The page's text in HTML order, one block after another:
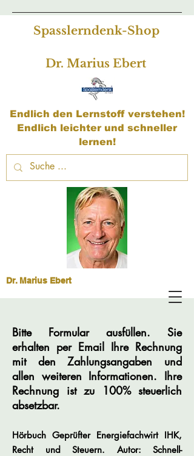
Spasslerndenk-Shop
Dr. Marius Ebert
Endlich den Lernstoff verstehen!
Endlich leichter und schneller
lernen!
Dr. Marius Ebert
Bitte Formular ausfüllen. Sie
erhalten per Email Ihre Rechnung
mit den Zahlungsangaben und
allen weiteren Informationen. Ihre
Rechnung ist zu 100% steuerlich
absetzbar.
Hörbuch Geprüfter Energiefachwirt IHK,
Recht und Steuern. Autor: Schnell-